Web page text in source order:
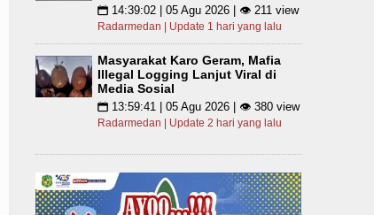
📅 14:39:02 | 05 Agu 2026 | 👁 211 view
Radarmedan | Update 1 hari yang lalu
Masyarakat Karo Geram, Mafia
Illegal Logging Lanjut Viral di
Media Sosial
📅 13:59:41 | 05 Agu 2026 | 👁 380 view
Radarmedan | Update 2 hari yang lalu